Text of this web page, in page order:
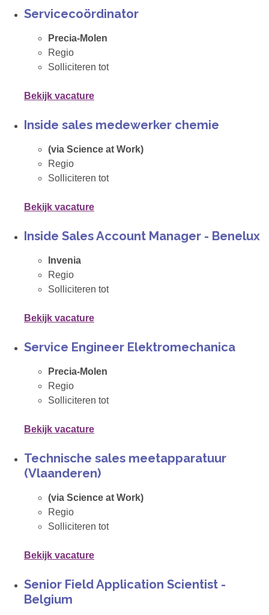
Servicecoördinator
Precia-Molen
Regio
Solliciteren tot
Bekijk vacature
Inside sales medewerker chemie
(via Science at Work)
Regio
Solliciteren tot
Bekijk vacature
Inside Sales Account Manager - Benelux
Invenia
Regio
Solliciteren tot
Bekijk vacature
Service Engineer Elektromechanica
Precia-Molen
Regio
Solliciteren tot
Bekijk vacature
Technische sales meetapparatuur
(Vlaanderen)
(via Science at Work)
Regio
Solliciteren tot
Bekijk vacature
Senior Field Application Scientist -
Belgium